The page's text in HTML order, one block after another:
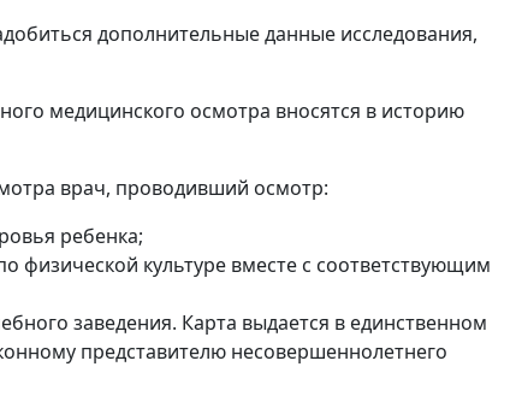
дополнительные данные исследования,
медицинского осмотра вносятся в историю
врач, проводивший осмотр:
ребенка;
физической культуре вместе с соответствующим
заведения. Карта выдается в единственном
представителю несовершеннолетнего